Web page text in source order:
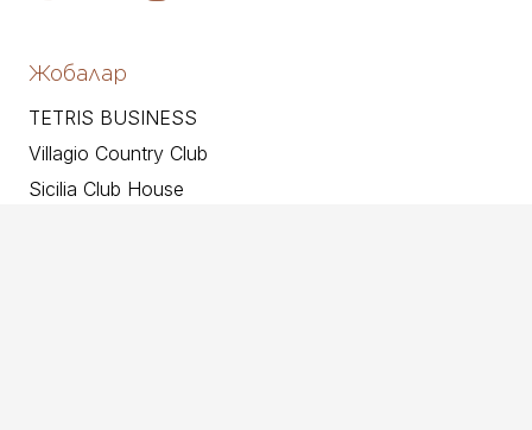
Жобалар
TETRIS BUSINESS
Villagio Country Club
Sicilia Club House